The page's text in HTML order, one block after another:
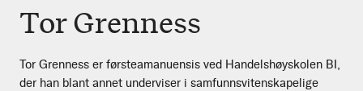
Tor Grenness
Tor Grenness er førsteamanuensis ved Handelshøyskolen BI,
der han blant annet underviser i samfunnsvitenskapelige